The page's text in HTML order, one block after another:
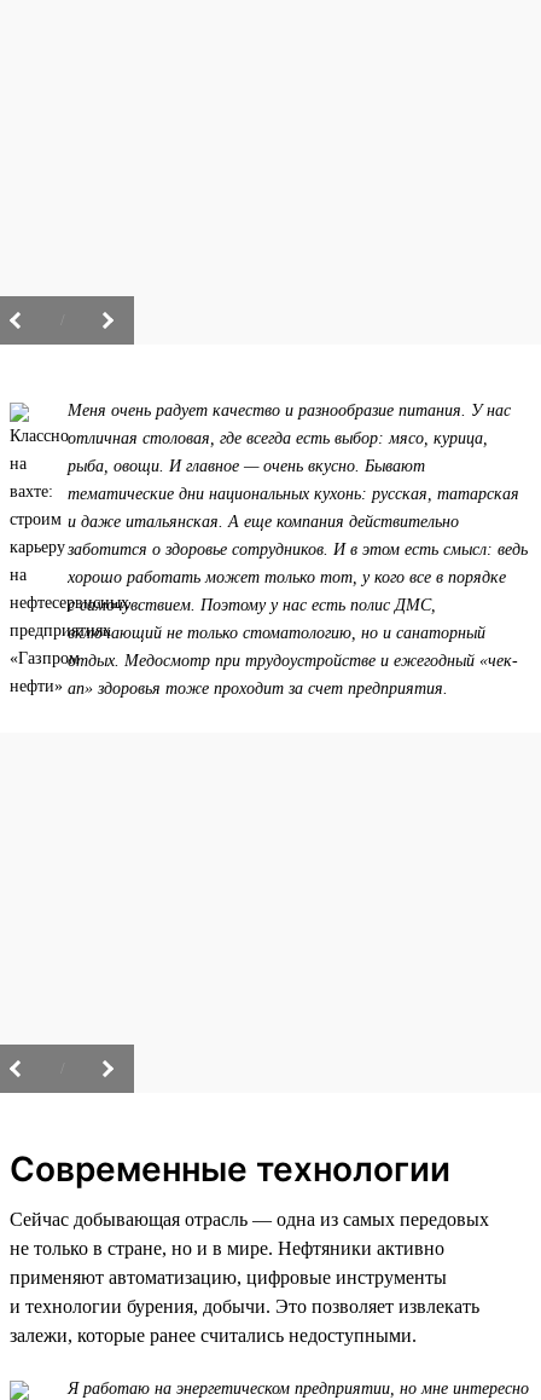
Меня очень радует качество и разнообразие питания. У нас
отличная столовая, где всегда есть выбор: мясо, курица,
рыба, овощи. И главное — очень вкусно. Бывают
тематические дни национальных кухонь: русская, татарская
и даже итальянская. А еще компания действительно
заботится о здоровье сотрудников. И в этом есть смысл: ведь
хорошо работать может только тот, у кого все в порядке
с самочувствием. Поэтому у нас есть полис ДМС,
включающий не только стоматологию, но и санаторный
отдых. Медосмотр при трудоустройстве и ежегодный «чек-
ап» здоровья тоже проходит за счет предприятия.
Современные технологии
Сейчас добывающая отрасль — одна из самых передовых
не только в стране, но и в мире. Нефтяники активно
применяют автоматизацию, цифровые инструменты
и технологии бурения, добычи. Это позволяет извлекать
залежи, которые ранее считались недоступными.
Я работаю на энергетическом предприятии, но мне интересно